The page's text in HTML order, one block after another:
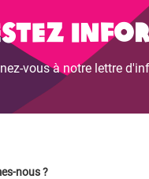
Extrêmes et
Essentiels
and Rights in a
Fin à la Souffrance
notre Alimentation
Violences Faites aux
vous à notre lettre
nous ?